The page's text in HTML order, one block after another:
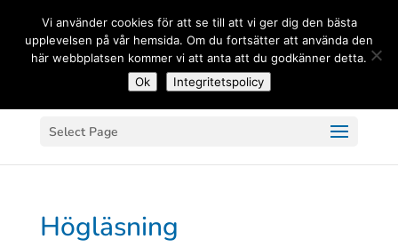
Select Page
Högläsning
Vi använder cookies för att se till att vi ger dig den bästa
upplevelsen på vår hemsida. Om du fortsätter att använda den
här webbplatsen kommer vi att anta att du godkänner detta.
Ok
Integritetspolicy